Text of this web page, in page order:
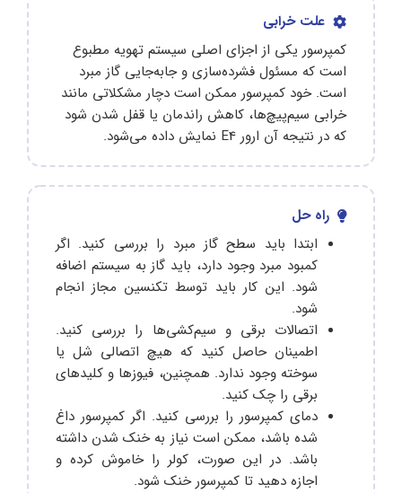
علت خرابی
کمپرسور یکی از اجزای اصلی سیستم تهویه مطبوع
است که مسئول فشرده‌سازی و جابه‌جایی گاز مبرد
است. خود کمپرسور ممکن است دچار مشکلاتی مانند
خرابی سیم‌پیچ‌ها، کاهش راندمان یا قفل شدن شود
که در نتیجه آن ارور E4 نمایش داده می‌شود.
راه حل
ابتدا باید سطح گاز مبرد را بررسی کنید. اگر
کمبود مبرد وجود دارد، باید گاز به سیستم اضافه
شود. این کار باید توسط تکنسین مجاز انجام
شود.
اتصالات برقی و سیم‌کشی‌ها را بررسی کنید.
اطمینان حاصل کنید که هیچ اتصالی شل یا
سوخته وجود ندارد. همچنین، فیوزها و کلیدهای
برقی را چک کنید.
دمای کمپرسور را بررسی کنید. اگر کمپرسور داغ
شده باشد، ممکن است نیاز به خنک شدن داشته
باشد. در این صورت، کولر را خاموش کرده و
اجازه دهید تا کمپرسور خنک شود.